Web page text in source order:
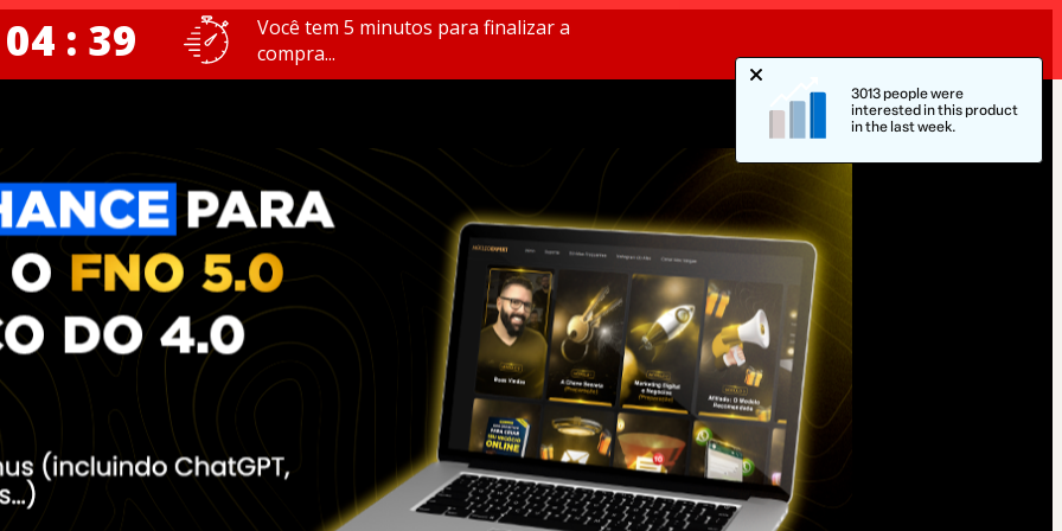
: 39
Você tem 5 minutos para finalizar a
compra...
3013 people were
interested in this product
in the last week.